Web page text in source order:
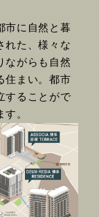
市に自然と暮
れた、様々な
ながらも自然
住まい。都市
することがで
。